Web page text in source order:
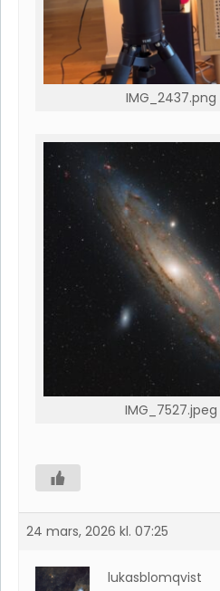
IMG_2437.png
IMG_7527.jpeg
24 mars, 2026 kl. 07:25
lukasblomqvist